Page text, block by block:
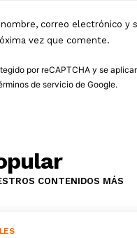
nombre, correo electrónico y
vez que comente.
por reCAPTCHA y se
de servicio de Google.
CONTENIDOS MÁS